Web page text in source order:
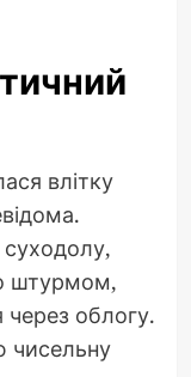
влітку
суходолу,
штурмом,
через облогу.
чисельну